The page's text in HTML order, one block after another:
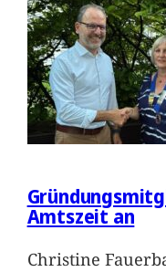
Amtszeit an
Christine